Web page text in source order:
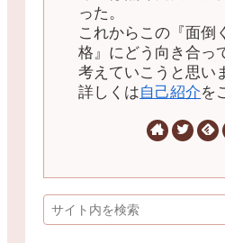
った。
これからこの『面倒
格』にどう向き合っ
考えていこうと思い
詳しくは自己紹介を